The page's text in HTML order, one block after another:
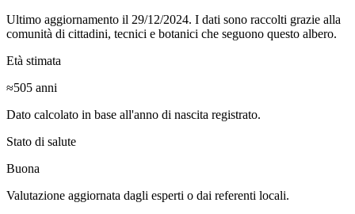
Ultimo aggiornamento il 29/12/2024. I dati sono raccolti grazie alla
comunità di cittadini, tecnici e botanici che seguono questo albero.
Età stimata
≈505 anni
Dato calcolato in base all'anno di nascita registrato.
Stato di salute
Buona
Valutazione aggiornata dagli esperti o dai referenti locali.